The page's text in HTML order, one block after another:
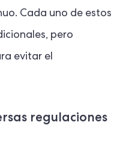
Cada uno de estos
pero
evitar el
regulaciones